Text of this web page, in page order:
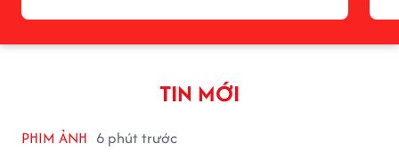
TIN MỚI
PHIM ẢNH 6 phút trước